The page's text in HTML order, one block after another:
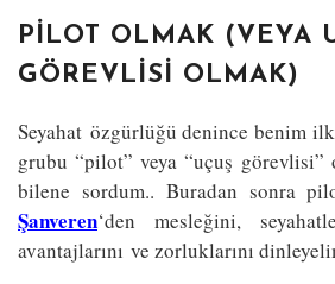
PILOT OLMAK (VEYA
GÖREVLISI OLMAK)
Seyahat özgürlüğü denince benim
grubu “pilot” veya “uçuş
bilene sordum.. Buradan sonra
Şanveren‘den mesleğini,
avantajlarını ve zorluklarını